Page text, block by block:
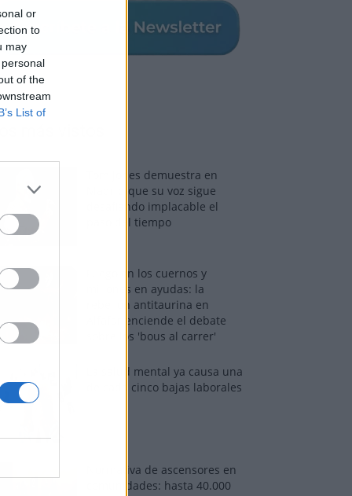
or
to
may
of the
List of
Tom Jones demuestra en
Madrid que su voz sigue
desafiando implacable el
paso del tiempo
Fuego en los cuernos y
millones en ayudas: la
rebelión antitaurina en
Alfafar enciende el debate
sobre los 'bous al carrer'
La salud mental ya causa una
de cada cinco bajas laborales
Normativa de ascensores en
comunidades: hasta 40.000